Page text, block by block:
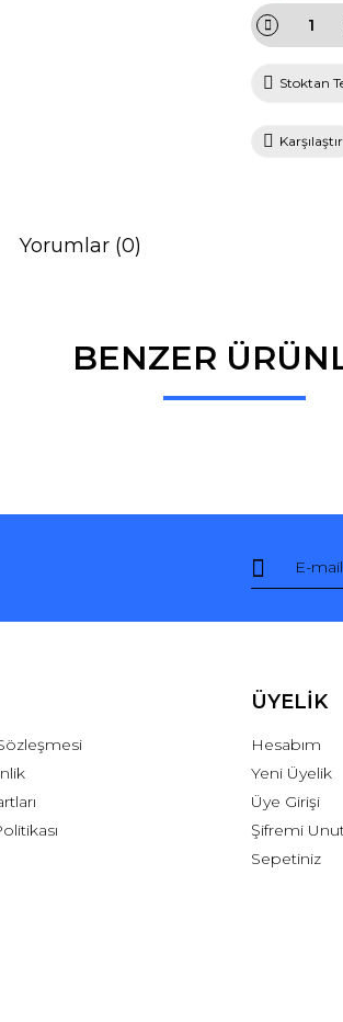
Stoktan
Karşılaştır
Yorumlar (0)
BENZER
ÜYELİK
Hesabım
Yeni Üyelik
Üye Girişi
Şifremi
Sepetiniz